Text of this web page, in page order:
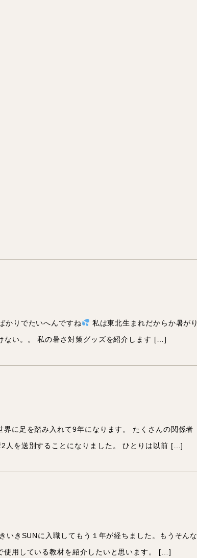
りでたいへんですね
私は東北生まれだからか暑がり
ない。。 私の暑さ対策グッズを紹介します […]
に足を踏み入れて9年になります。 たくさんの関係者
人を送別することになりました。 ひとりは以前 […]
きSUNに入職してもう１年が経ちました。もうそんな
使用している教材を紹介したいと思います。 […]